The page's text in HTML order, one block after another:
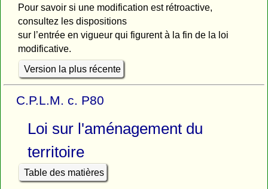
Pour savoir si une modification est rétroactive,
consultez les dispositions
sur l’entrée en vigueur qui figurent à la fin de la loi
modificative.
Version la plus récente
C.P.L.M. c. P80
Loi sur l'aménagement du
territoire
Table des matières